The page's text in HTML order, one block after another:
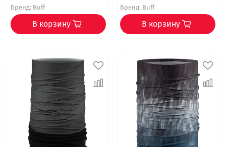
Бренд:Buff
В корзину
Бренд:Buff
В корзину